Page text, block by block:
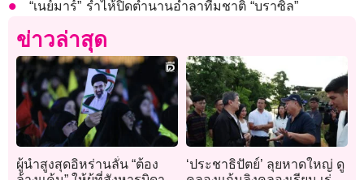
“เนย์มาร์” ร่ำไห้ปิดตำนานอำลาทีมชาติ “บราซิล”
ข่าวล่าสุด
ผู้นำสูงสุดอิหร่านลั่น “ต้อง
‘ประชาธิปัตย์’ ลุยหาดใหญ่ ดู